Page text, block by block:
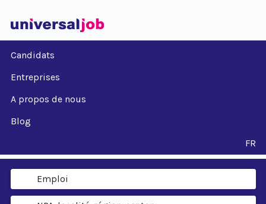
Candidats
Entreprises
A propos de nous
Blog
FR